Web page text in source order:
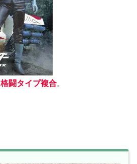
格闘タイプ複合。